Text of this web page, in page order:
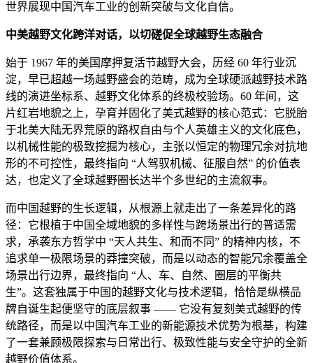
世界展现中国汽车工业的创新突破与文化自信。
中美越野文化跨洋对话，以切磋促全球越野生态融合
始于 1967 年的美国摩押复活节越野大会，历经 60 年行业沉
淀，早已超越一场越野盛会的范畴，成为全球硬派越野技术路
线的演进坐标系、越野文化体系的终极校验场。60 年间，这
片红岩地貌之上，孕育并固化了美式越野的核心范式：它脱胎
于北美大陆无界荒原的路权自由与个人英雄主义的文化底色，
以机械性能的极致挖掘为核心，主张以恒定的物理冗余对抗地
形的不可控性，最终指向 “人驾驭机械、征服自然” 的价值表
达，也定义了全球越野圈长达半个多世纪的主流叙事。
而中国越野的生长逻辑，从根源上就走出了一条差异化的路
径：它根植于中国全域地貌的多样性与跨场景出行的普适需
求，承袭东方哲学中 “天人共生、和而不同” 的精神内核，不
追求单一极限场景的莽撞突破，而是以动态的智能冗余覆盖全
场景出行边界，最终指向 “人、车、自然、圈层的平衡共
生”。这套独属于中国的越野文化与技术逻辑，恰恰是纵横品
牌自诞生起便坚守的底层叙事 —— 它没有复刻美式越野的传
统路径，而是以中国汽车工业的新能源技术优势为根基，构建
了一套兼顾极限探索与日常出行、极致性能与安全守护的全新
越野价值体系。